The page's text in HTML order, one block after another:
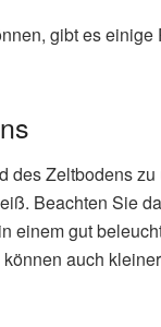
gibt es einige
des Zeltbodens
Beachten Sie
einem gut
auch